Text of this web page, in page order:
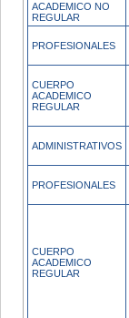
ACADEMICO NO
REGULAR
PROFESIONALES
CUERPO
ACADEMICO
REGULAR
ADMINISTRATIVOS
PROFESIONALES
CUERPO
ACADEMICO
REGULAR